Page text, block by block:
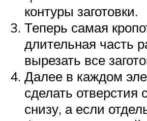
контуры заготовки.
Теперь самая
длительная часть
вырезать все
Далее в каждом
сделать отверстия
снизу, а если